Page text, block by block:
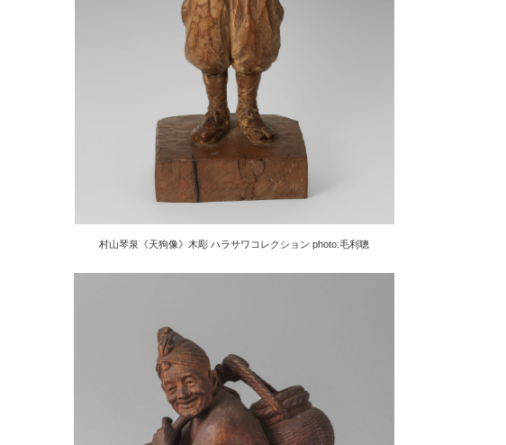
村山琴泉《天狗像》木彫 ハラサワコレクション photo:毛利聰